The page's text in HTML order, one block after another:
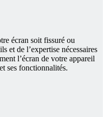
écran soit fissuré ou
et de l’expertise nécessaires
l’écran de votre appareil
ses fonctionnalités.